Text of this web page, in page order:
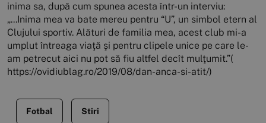
inima sa, după cum spunea acesta într-un interviu:
„...Inima mea va bate mereu pentru “U”, un simbol etern al
Clujului sportiv. Alături de familia mea, acest club mi-a
umplut întreaga viaţă şi pentru clipele unice pe care le-
am petrecut aici nu pot să fiu altfel decît mulţumit.”(
https://ovidiublag.ro/2019/08/dan-anca-si-atit/)
Fotbal Stiri